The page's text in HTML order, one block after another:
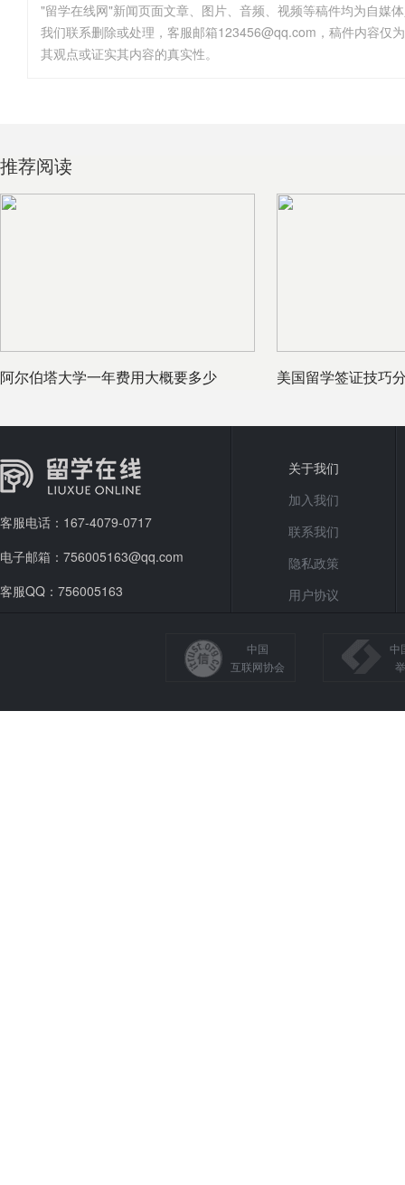
"留学在线网"新闻页面文章、图片、音频、视频等稿件均为自媒
其观点或证实其内容的真实性。
推荐阅读
阿尔伯塔大学一年费用大概要多少
美国留学签证技巧
客服电话：167-4079-0717
电子邮箱：756005163@qq.com
客服QQ：756005163
关于我们
加入我们
联系我们
隐私政策
用户协议
中国
互联网协会
中